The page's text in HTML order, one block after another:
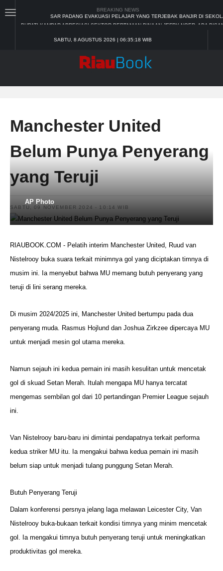
BREAKING NEWS
BUPATI KAMPAR APRESIASI SEKTOR PERTANIAN BINAAN JEFRY NOER, ADA
SABTU, 8 AGUSTUS 2026 | 06:35:19 WIB
Manchester United
Belum Punya Penyerang
yang Teruji
SABTU, 09 NOVEMBER 2024 - 10:14 WIB
AP Photo
RIAUBOOK.COM - Pelatih interim Manchester United, Ruud van
Nistelrooy buka suara terkait minimnya gol yang diciptakan timnya di
musim ini. Ia menyebut bahwa MU memang butuh penyerang yang
teruji di lini serang mereka.
Di musim 2024/2025 ini, Manchester United bertumpu pada dua
penyerang muda. Rasmus Hojlund dan Joshua Zirkzee dipercaya MU
untuk menjadi mesin gol utama mereka.
Namun sejauh ini kedua pemain ini masih kesulitan untuk mencetak
gol di skuad Setan Merah. Itulah mengapa MU hanya tercatat
mengemas sembilan gol dari 10 pertandingan Premier League sejauh
ini.
Van Nistelrooy baru-baru ini dimintai pendapatnya terkait performa
kedua striker MU itu. Ia mengakui bahwa kedua pemain ini masih
belum siap untuk menjadi tulang punggung Setan Merah.
Butuh Penyerang Teruji
Dalam konferensi persnya jelang laga melawan Leicester City, Van
Nistelrooy buka-bukaan terkait kondisi timnya yang minim mencetak
gol. Ia mengakui timnya butuh penyerang teruji untuk meningkatkan
produktivitas gol mereka.